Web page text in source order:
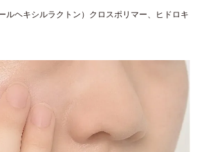
ルヘキシルラクトン）クロスポリマー、ヒドロキ